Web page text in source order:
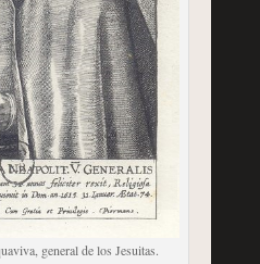
general de los Jesuitas.